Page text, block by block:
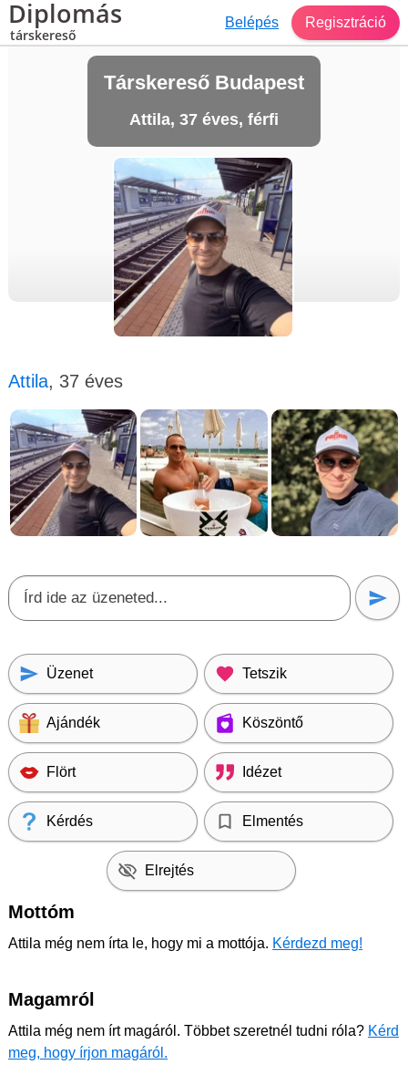
Diplomás
társkereső
Belépés Regisztráció
Társkereső Budapest
Attila, 37 éves, férfi
Attila, 37 éves
Üzenet Tetszik
Ajándék Köszöntő
Flört Idézet
Kérdés Elmentés
Elrejtés
Mottóm
Attila még nem írta le, hogy mi a mottója. Kérdezd meg!
Magamról
Attila még nem írt magáról. Többet szeretnél tudni róla? Kérd
meg, hogy írjon magáról.